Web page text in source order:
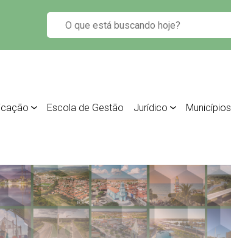
Escola de Gestão Jurídico Municípios